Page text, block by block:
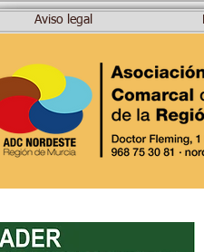
Aviso legal